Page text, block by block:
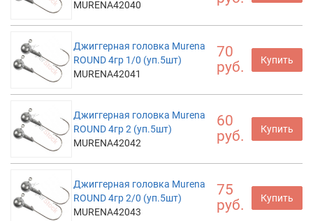
MURENA42040
Джиггерная головка Murena
ROUND 4гр 1/0 (уп.5шт)
MURENA42041
70
руб.
Купить
Джиггерная головка Murena
ROUND 4гр 2 (уп.5шт)
MURENA42042
60
руб.
Купить
Джиггерная головка Murena
ROUND 4гр 2/0 (уп.5шт)
MURENA42043
75
руб.
Купить